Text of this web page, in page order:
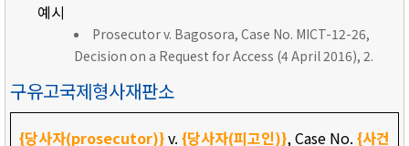
예시
Prosecutor v. Bagosora, Case No. MICT-12-26,
Decision on a Request for Access (4 April 2016), 2.
구유고국제형사재판소
{당사자(prosecutor)}v. {당사자(피고인)}, Case No. {사건